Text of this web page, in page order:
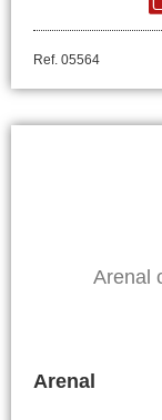
Ref. 05564
Arenal
Arenal